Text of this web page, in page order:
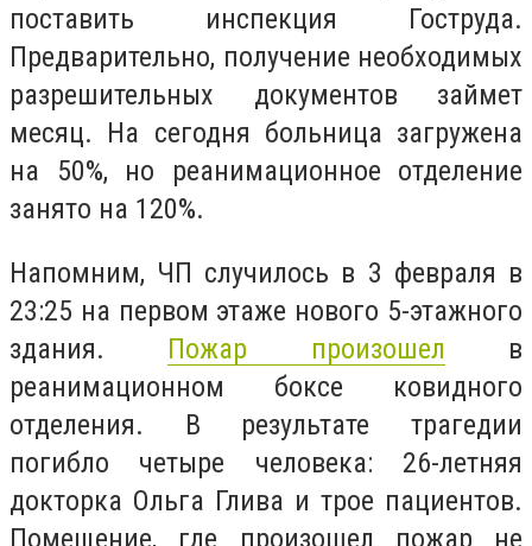
поставить инспекция Гоструда.
Предварительно, получение необходимых
разрешительных документов займет
месяц. На сегодня больница загружена
на 50%, но реанимационное отделение
занято на 120%.
Напомним, ЧП случилось в 3 февраля в
23:25 на первом этаже нового 5-этажного
здания. Пожар произошел в
реанимационном боксе ковидного
отделения. В результате трагедии
погибло четыре человека: 26-летняя
докторка Ольга Глива и трое пациентов.
Помещение, где произошел пожар не